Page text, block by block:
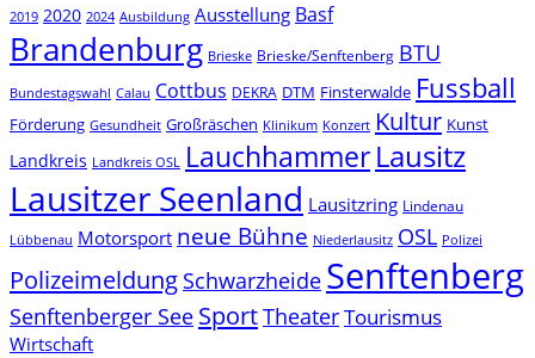
2019 2020 2024 Ausbildung Ausstellung Basf
Brandenburg Brieske Brieske/Senftenberg BTU
Bundestagswahl Calau Cottbus DEKRA DTM Finsterwalde Fussball
Förderung Gesundheit Großräschen Klinikum Konzert Kultur Kunst
Landkreis Landkreis OSL LauchhammerLausitz
Lausitzer Seenland Lausitzring Lindenau
Lübbenau Motorsport neue Bühne Niederlausitz OSL Polizei
Polizeimeldung Schwarzheide Senftenberg
Senftenberger See SportTheaterTourismus
Wirtschaft